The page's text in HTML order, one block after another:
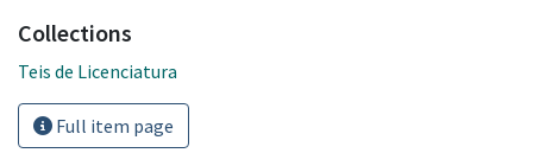
Collections
Teis de Licenciatura
Full item page